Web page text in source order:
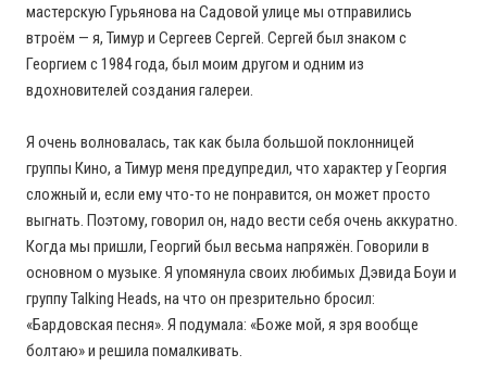
мастерскую Гурьянова на Садовой улице мы отправились
втроём — я, Тимур и Сергеев Сергей. Сергей был знаком с
Георгием с 1984 года, был моим другом и одним из
вдохновителей создания галереи.
Я очень волновалась, так как была большой поклонницей
группы Кино, а Тимур меня предупредил, что характер у Георгия
сложный и, если ему что-то не понравится, он может просто
выгнать. Поэтому, говорил он, надо вести себя очень аккуратно.
Когда мы пришли, Георгий был весьма напряжён. Говорили в
основном о музыке. Я упомянула своих любимых Дэвида Боуи и
группу Talking Heads, на что он презрительно бросил:
«Бардовская песня». Я подумала: «Боже мой, я зря вообще
болтаю» и решила помалкивать.